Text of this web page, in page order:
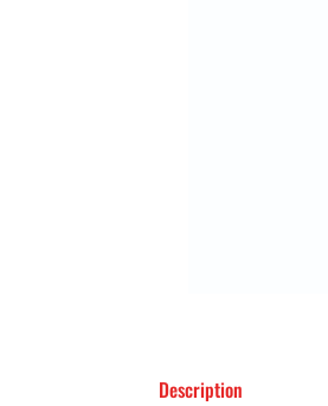
Description